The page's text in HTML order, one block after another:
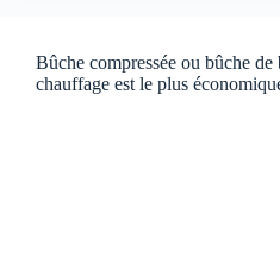
Bûche compressée ou bûche de
chauffage est le plus